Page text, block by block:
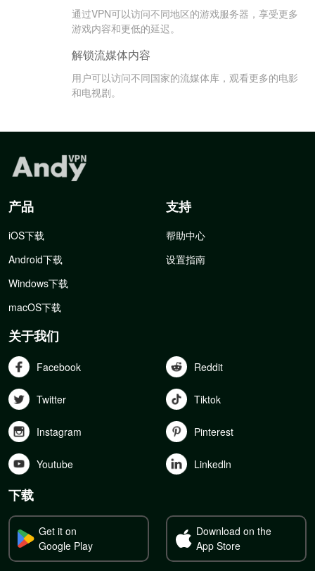
通过VPN可以访问不同地区的游戏服务器，享受更多
游戏内容和更低的延迟。
解锁流媒体内容
用户可以访问不同国家的流媒体库，观看更多的电影
和电视剧。
产品
iOS下载
Android下载
Windows下载
macOS下载
支持
帮助中心
设置指南
关于我们
Facebook Reddit
Twitter Tiktok
Instagram Pinterest
Youtube Linkedln
下载
Get it on
Google Play
Download on the
App Store